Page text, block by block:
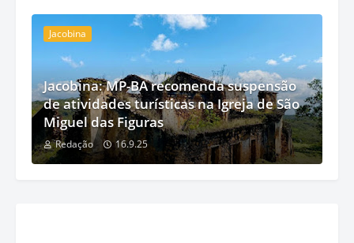
Jacobina
Jacobina: MP-BA recomenda suspensão
de atividades turísticas na Igreja de São
Miguel das Figuras
Redação 16.9.25